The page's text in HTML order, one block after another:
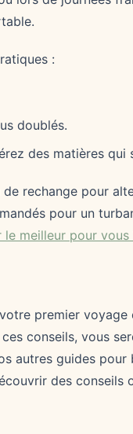
:
doublés.
des matières qui
de rechange pour
pour un
meilleur pour vous
premier voyage
conseils, vous
autres guides
des